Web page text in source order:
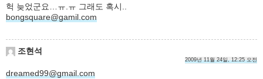
헉 늦었군요…ㅠ.ㅠ 그래도 혹시..
bongsquare@gamil.com
조현석
2009년 11월 24일, 12:25 오전
dreamed99@gmail.com